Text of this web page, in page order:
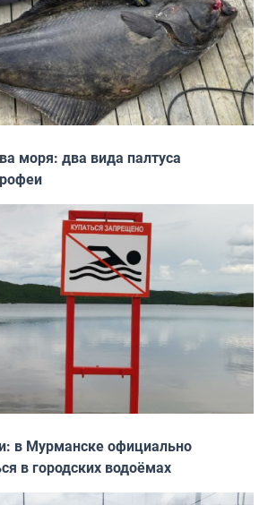
моря: два вида палтуса
в Мурманске официально
в городских водоёмах